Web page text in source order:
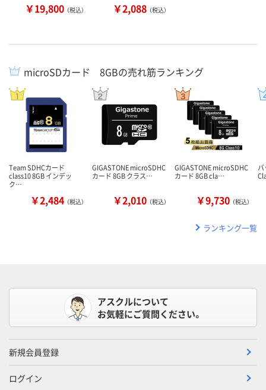
￥19,800 （税込） ￥2,088 （税込）
microSDカード 8GBの売れ筋ランキング
Team SDHCカード
class10 8GB インデッ
ク…
￥2,484 （税込）
GIGASTONE microSDHC
カード 8GB クラス…
￥2,010 （税込）
GIGASTONE microSDHC
カード 8GB cla…
￥9,730 （税込）
ランキング一覧
アスクルについて
お気軽にご質問ください。
新規会員登録
ログイン